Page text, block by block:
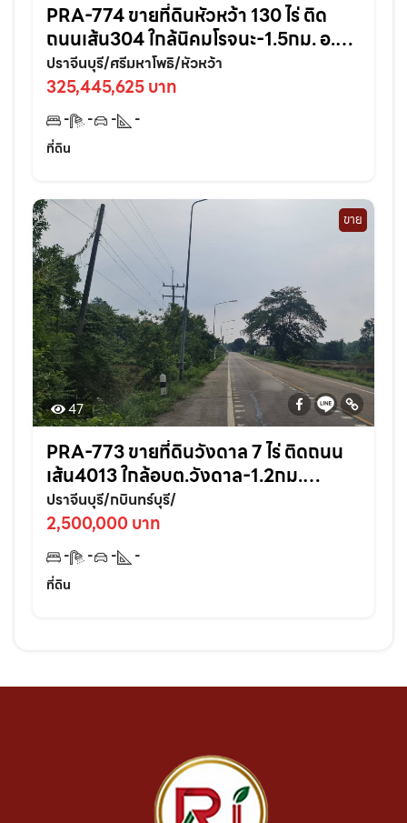
PRA-774 ขายที่ดินหัวหว้า 130 ไร่ ติด
ถนนเส้น304 ใกล้นิคมโรจนะ-1.5กม. อ.ศรี
มหาโพธิ ปราจีนบุรี
ปราจีนบุรี/ศรีมหาโพธิ/หัวหว้า
325,445,625 บาท
- - -
-
ที่ดิน
ขาย
47
PRA-773 ขายที่ดินวังดาล 7 ไร่ ติดถนน
เส้น4013 ใกล้อบต.วังดาล-1.2กม.
อ.กบินทร์บุรี ปราจีนบุรี
ปราจีนบุรี/กบินทร์บุรี/
2,500,000 บาท
- - -
-
ที่ดิน